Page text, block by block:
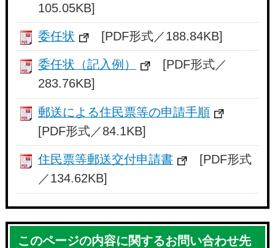
105.05KB]
委任状 [PDF形式／188.84KB]
委任状（記入例）
[PDF形式／
283.76KB]
郵送による住民票等の申請手順
[PDF形式／84.1KB]
住民票等郵送交付申請書
[PDF形式
／134.62KB]
このページの内容に関するお問い合わせ先